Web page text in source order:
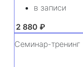
в записи
от 2 880 ₽
Семинар-тренинг